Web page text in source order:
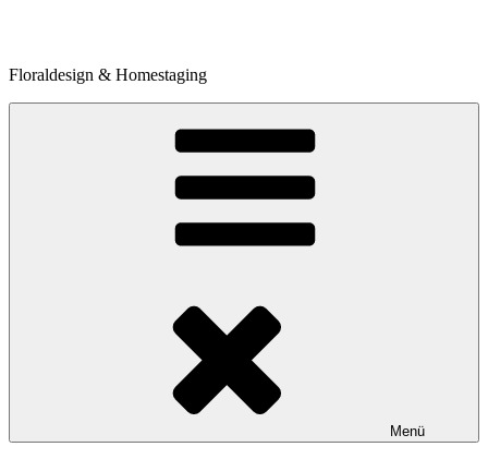
Floraldesign & Homestaging
Menü